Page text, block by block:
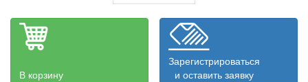
В корзину
Зарегистрироваться
и оставить заявку